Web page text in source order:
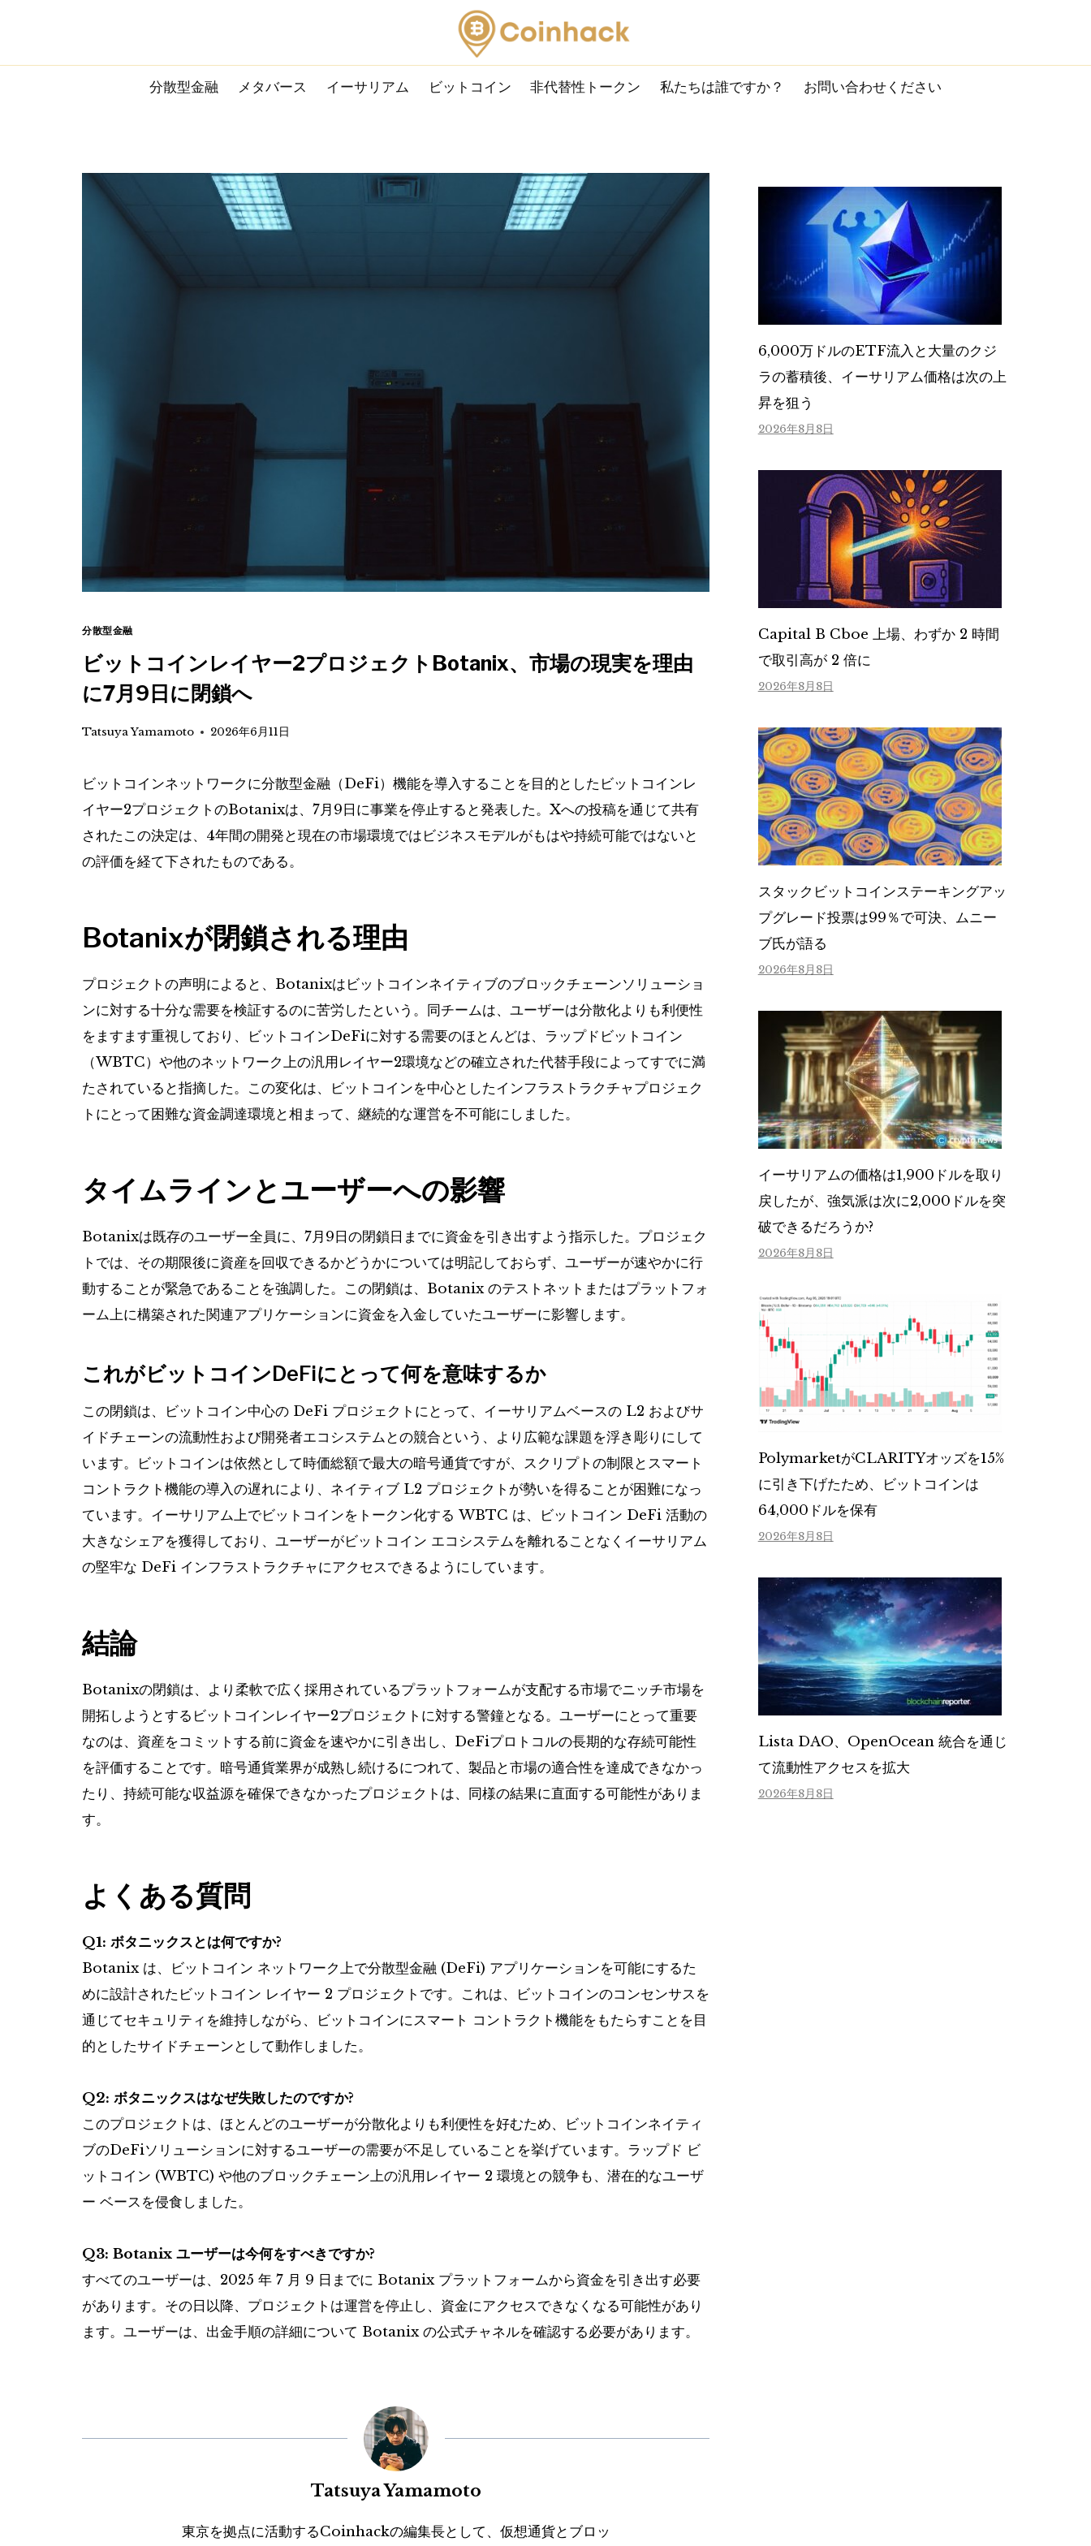
content
分散型金融 メタバース イーサリアム ビットコイン 非代替性トークン 私たちは誰ですか？ お問い合わせください
分散型金融
ビットコインレイヤー2プロジェクトBotanix、市場の現実を理由
に7月9日に閉鎖へ
Tatsuya Yamamoto 2026年6月11日
ビットコインネットワークに分散型金融（DeFi）機能を導入することを目的としたビットコインレ
イヤー2プロジェクトのBotanixは、7月9日に事業を停止すると発表した。Xへの投稿を通じて共有
されたこの決定は、4年間の開発と現在の市場環境ではビジネスモデルがもはや持続可能ではないと
の評価を経て下されたものである。
Botanixが閉鎖される理由
プロジェクトの声明によると、Botanixはビットコインネイティブのブロックチェーンソリューショ
ンに対する十分な需要を検証するのに苦労したという。同チームは、ユーザーは分散化よりも利便性
をますます重視しており、ビットコインDeFiに対する需要のほとんどは、ラップドビットコイン
（WBTC）や他のネットワーク上の汎用レイヤー2環境などの確立された代替手段によってすでに満
たされていると指摘した。この変化は、ビットコインを中心としたインフラストラクチャプロジェク
トにとって困難な資金調達環境と相まって、継続的な運営を不可能にしました。
タイムラインとユーザーへの影響
Botanixは既存のユーザー全員に、7月9日の閉鎖日までに資金を引き出すよう指示した。プロジェク
トでは、その期限後に資産を回収できるかどうかについては明記しておらず、ユーザーが速やかに行
動することが緊急であることを強調した。この閉鎖は、Botanix のテストネットまたはプラットフォ
ーム上に構築された関連アプリケーションに資金を入金していたユーザーに影響します。
これがビットコインDeFiにとって何を意味するか
この閉鎖は、ビットコイン中心の DeFi プロジェクトにとって、イーサリアムベースの L2 およびサ
イドチェーンの流動性および開発者エコシステムとの競合という、より広範な課題を浮き彫りにして
います。ビットコインは依然として時価総額で最大の暗号通貨ですが、スクリプトの制限とスマート
コントラクト機能の導入の遅れにより、ネイティブ L2 プロジェクトが勢いを得ることが困難になっ
ています。イーサリアム上でビットコインをトークン化する WBTC は、ビットコイン DeFi 活動の
大きなシェアを獲得しており、ユーザーがビットコイン エコシステムを離れることなくイーサリアム
の堅牢な DeFi インフラストラクチャにアクセスできるようにしています。
結論
Botanixの閉鎖は、より柔軟で広く採用されているプラ​​ットフォームが支配する市場でニッチ市場を
開拓しようとするビットコインレイヤー2プロジェクトに対する警鐘となる。ユーザーにとって重要
なのは、資産をコミットする前に資金を速やかに引き出し、DeFiプロトコルの長期的な存続可能性
を評価することです。暗号通貨業界が成熟し続けるにつれて、製品と市場の適合性を達成できなかっ
たり、持続可能な収益源を確保できなかったプロジェクトは、同様の結果に直面する可能性がありま
す。
よくある質問
Q1: ボタニックスとは何ですか?
Botanix は、ビットコイン ネットワーク上で分散型金融 (DeFi) アプリケーションを可能にするた
めに設計されたビットコイン レイヤー 2 プロジェクトです。これは、ビットコインのコンセンサスを
通じてセキュリティを維持しながら、ビットコインにスマート コントラクト機能をもたらすことを目
的としたサイドチェーンとして動作しました。
Q2: ボタニックスはなぜ失敗したのですか?
このプロジェクトは、ほとんどのユーザーが分散化よりも利便性を好むため、ビットコインネイティ
ブのDeFiソリューションに対するユーザーの需要が不足していることを挙げています。ラップド ビ
ットコイン (WBTC) や他のブロックチェーン上の汎用レイヤー 2 環境との競争も、潜在的なユーザ
ー ベースを侵食しました。
Q3: Botanix ユーザーは今何をすべきですか?
すべてのユーザーは、2025 年 7 月 9 日までに Botanix プラットフォームから資金を引き出す必要
があります。その日以降、プロジェクトは運営を停止し、資金にアクセスできなくなる可能性があり
ます。ユーザーは、出金手順の詳細について Botanix の公式チャネルを確認する必要があります。
Tatsuya Yamamoto
東京を拠点に活動するCoinhackの編集長として、仮想通貨とブロッ
6,000万ドルのETF流入と大量のクジ
ラの蓄積後、イーサリアム価格は次の上
昇を狙う
2026年8月8日
Capital B Cboe 上場、わずか 2 時間
で取引高が 2 倍に
2026年8月8日
スタックビットコインステーキングアッ
プグレード投票は99％で可決、ムニー
ブ氏が語る
2026年8月8日
イーサリアムの価格は1,900ドルを取り
戻したが、強気派は次に2,000ドルを突
破できるだろうか?
2026年8月8日
PolymarketがCLARITYオッズを15%
に引き下げたため、ビットコインは
64,000ドルを保有
2026年8月8日
Lista DAO、OpenOcean 統合を通じ
て流動性アクセスを拡大
2026年8月8日